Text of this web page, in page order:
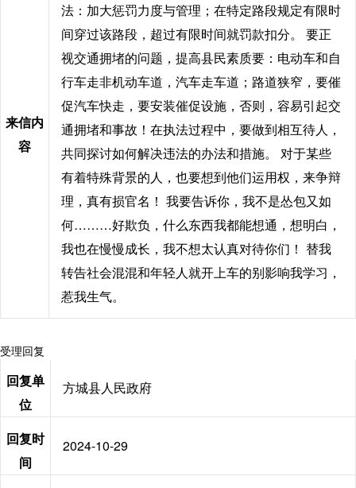
来信内
容
法：加大惩罚力度与管理；在特定路段规定有限时
间穿过该路段，超过有限时间就罚款扣分。 要正
视交通拥堵的问题，提高县民素质要：电动车和自
行车走非机动车道，汽车走车道；路道狭窄，要催
促汽车快走，要安装催促设施，否则，容易引起交
通拥堵和事故！在执法过程中，要做到相互待人，
共同探讨如何解决违法的办法和措施。 对于某些
有着特殊背景的人，也要想到他们运用权，来争辩
理，真有损官名！ 我要告诉你，我不是怂包又如
何………好欺负，什么东西我都能想通，想明白，
我也在慢慢成长，我不想太认真对待你们！ 替我
转告社会混混和年轻人就开上车的别影响我学习，
惹我生气。
受理回复
回复单
位
方城县人民政府
回复时
间
2024-10-29